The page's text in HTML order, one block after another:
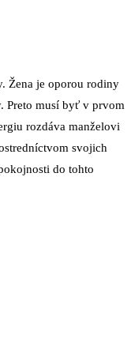
Žena je oporou rodiny
Preto musí byť v prvom
rozdáva manželovi
svojich
do tohto